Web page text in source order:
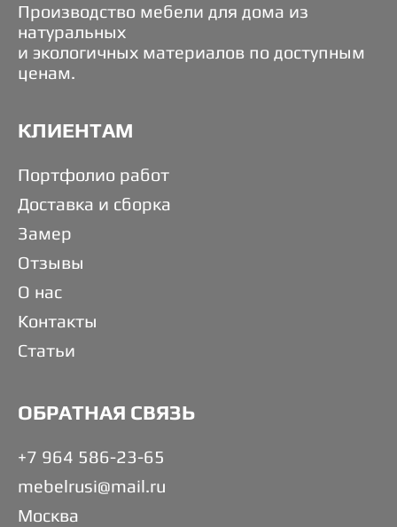
Производство мебели для дома из
натуральных
и экологичных материалов по доступным
ценам.
КЛИЕНТАМ
Портфолио работ
Доставка и сборка
Замер
Отзывы
О нас
Контакты
Статьи
ОБРАТНАЯ СВЯЗЬ
+7 964 586-23-65
mebelrusi@mail.ru
Москва